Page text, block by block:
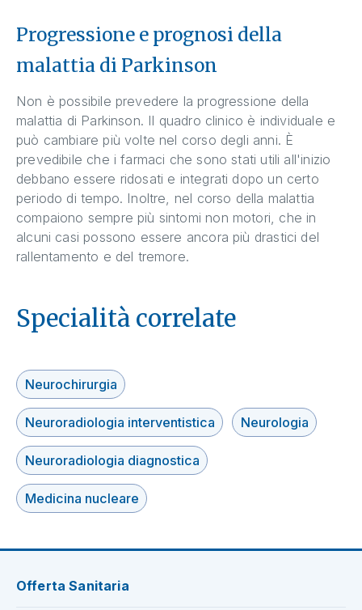
Progressione e prognosi della
malattia di Parkinson
Non è possibile prevedere la progressione della
malattia di Parkinson. Il quadro clinico è individuale e
può cambiare più volte nel corso degli anni. È
prevedibile che i farmaci che sono stati utili all'inizio
debbano essere ridosati e integrati dopo un certo
periodo di tempo. Inoltre, nel corso della malattia
compaiono sempre più sintomi non motori, che in
alcuni casi possono essere ancora più drastici del
rallentamento e del tremore.
Specialità correlate
Neurochirurgia
Neuroradiologia interventistica Neurologia
Neuroradiologia diagnostica
Medicina nucleare
Offerta Sanitaria